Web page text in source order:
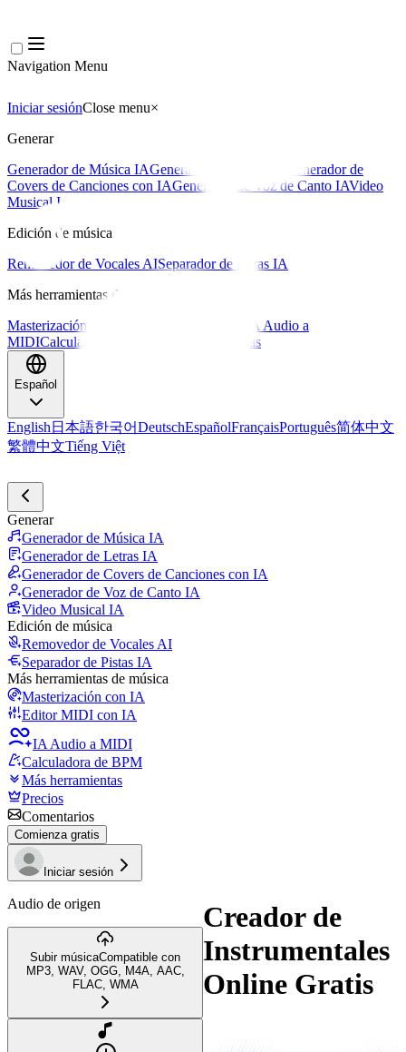
Navigation Menu
Iniciar sesiónClose menu×
Generar
Generador de Música IAGenerador de Letras IA
Generador de
Covers de Canciones con IAGenerador de Voz de Canto IAVideo
Musical IA
Edición de música
Removedor de Vocales AISeparador de Pistas IA
Más herramientas de música
Masterización con IA
IA Audio a
MIDICalculadora de BPM Más herramientas
Español
English 日本語한국어DeutschEspañolFrançaisPortuguês简体中文
繁體中文Tiếng Việt
Generar
Generador de Música IA
Generador de Letras IA
Generador de Covers de Canciones con IA
Generador de Voz de Canto IA
Video Musical IA
Edición de música
Removedor de Vocales AI
Separador de Pistas IA
Más herramientas de música
Masterización con IA
Editor MIDI con IA
IA Audio a MIDI
Calculadora de BPM
Más herramientas
Precios
Comentarios
Comienza gratis
Iniciar sesión
Audio de origen
Subir músicaCompatible con
MP3, WAV, OGG, M4A, AAC,
FLAC, WMA
Creador de
Instrumentales
Online Gratis